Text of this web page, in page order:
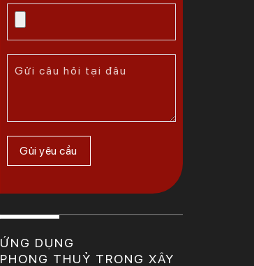
ỨNG DỤNG
PHONG THUỶ TRONG XÂY